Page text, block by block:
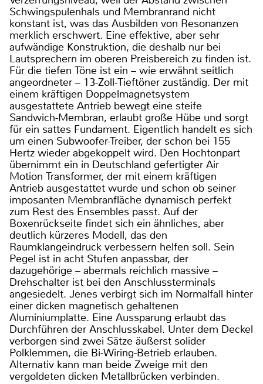
Schwingspulenhals und Membranrand nicht
konstant ist, was das Ausbilden von Resonanzen
merklich erschwert. Eine effektive, aber sehr
aufwändige Konstruktion, die deshalb nur bei
Lautsprechern im oberen Preisbereich zu finden ist.
Für die tiefen Töne ist ein – wie erwähnt seitlich
angeordneter – 13-Zoll-Tieftöner zuständig. Der mit
einem kräftigen Doppelmagnetsystem
ausgestattete Antrieb bewegt eine steife
Sandwich-Membran, erlaubt große Hübe und sorgt
für ein sattes Fundament. Eigentlich handelt es sich
um einen Subwoofer-Treiber, der schon bei 155
Hertz wieder abgekoppelt wird. Den Hochtonpart
übernimmt ein in Deutschland gefertigter Air
Motion Transformer, der mit einem kräftigen
Antrieb ausgestattet wurde und schon ob seiner
imposanten Membranfläche dynamisch perfekt
zum Rest des Ensembles passt. Auf der
Boxenrückseite findet sich ein ähnliches, aber
deutlich kürzeres Modell, das den
Raumklangeindruck verbessern helfen soll. Sein
Pegel ist in acht Stufen anpassbar, der
dazugehörige – abermals reichlich massive –
Drehschalter ist bei den Anschlussterminals
angesiedelt. Jenes verbirgt sich im Normalfall hinter
einer dicken magnetisch gehaltenen
Aluminiumplatte. Eine Aussparung erlaubt das
Durchführen der Anschlusskabel. Unter dem Deckel
verborgen sind zwei Sätze äußerst solider
Polklemmen, die Bi-Wiring-Betrieb erlauben.
Alternativ kann man beide Zweige mit den
vergoldeten dicken Metallbrücken verbinden.